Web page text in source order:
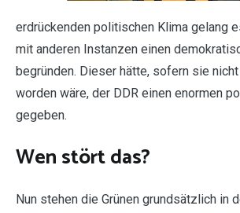
erdrückenden politischen Klima gelang
mit anderen Instanzen einen
begründen. Dieser hätte, sofern sie
worden wäre, der DDR einen enormen
gegeben.
Wen stört das?
Nun stehen die Grünen grundsätzlich in